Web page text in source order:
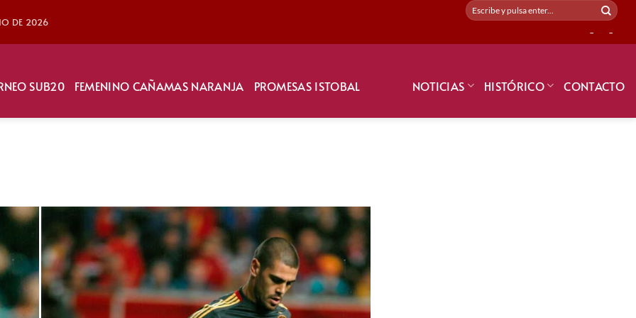
DE 2026
- -
SUB20 FEMENINO CAÑAMAS NARANJA PROMESAS ISTOBAL NOTICIAS HISTÓRICO CONTACTO